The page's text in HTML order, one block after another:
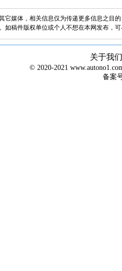
它媒体，相关信息仅为传递更多信息之目
如稿件版权单位或个人不想在本网发布，
关于我们
© 2020-2021
备案